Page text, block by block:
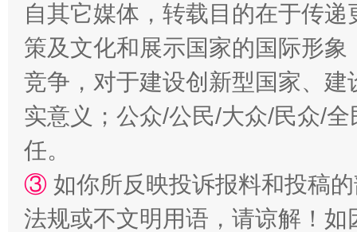
自其它媒体，转载目的在于传
策及文化和展示国家的国际形
竞争，对于建设创新型国家、
实意义；公众/公民/大众/民众/
任。
③ 如你所反映投诉报料和投稿
法规或不文明用语，请谅解！